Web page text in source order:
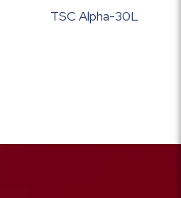
TSC Alpha-30L